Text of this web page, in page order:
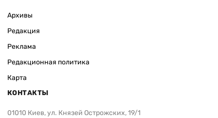
Архивы
Редакция
Реклама
Редакционная политика
Карта
КОНТАКТЫ
01010 Киев, ул. Князей Острожских, 19/1